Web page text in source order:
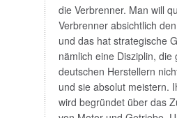
die Verbrenner. Man will
Verbrenner absichtlich
und das hat strategische
nämlich eine Disziplin, die
deutschen Herstellern
und sie absolut meistern.
wird begründet über das